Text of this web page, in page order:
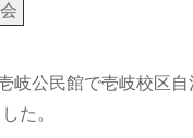
岐公民館で壱岐校区
た。